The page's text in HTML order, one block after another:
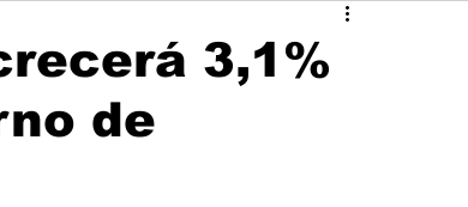
3,1%
de